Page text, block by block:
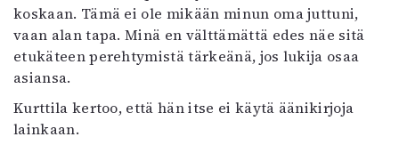
koskaan. Tämä ei ole mikään minun oma juttuni,
vaan alan tapa. Minä en välttämättä edes näe sitä
etukäteen perehtymistä tärkeänä, jos lukija osaa
asiansa.
Kurttila kertoo, että hän itse ei käytä äänikirjoja
lainkaan.